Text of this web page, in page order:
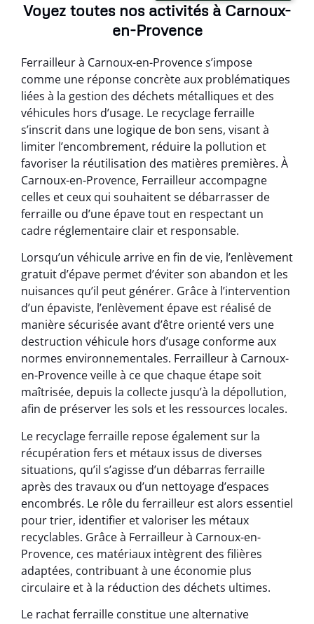
Voyez toutes nos activités à Carnoux-
en-Provence
Ferrailleur à Carnoux-en-Provence s’impose
comme une réponse concrète aux problématiques
liées à la gestion des déchets métalliques et des
véhicules hors d’usage. Le recyclage ferraille
s’inscrit dans une logique de bon sens, visant à
limiter l’encombrement, réduire la pollution et
favoriser la réutilisation des matières premières. À
Carnoux-en-Provence, Ferrailleur accompagne
celles et ceux qui souhaitent se débarrasser de
ferraille ou d’une épave tout en respectant un
cadre réglementaire clair et responsable.
Lorsqu’un véhicule arrive en fin de vie, l’enlèvement
gratuit d’épave permet d’éviter son abandon et les
nuisances qu’il peut générer. Grâce à l’intervention
d’un épaviste, l’enlèvement épave est réalisé de
manière sécurisée avant d’être orienté vers une
destruction véhicule hors d’usage conforme aux
normes environnementales. Ferrailleur à Carnoux-
en-Provence veille à ce que chaque étape soit
maîtrisée, depuis la collecte jusqu’à la dépollution,
afin de préserver les sols et les ressources locales.
Le recyclage ferraille repose également sur la
récupération fers et métaux issus de diverses
situations, qu’il s’agisse d’un débarras ferraille
après des travaux ou d’un nettoyage d’espaces
encombrés. Le rôle du ferrailleur est alors essentiel
pour trier, identifier et valoriser les métaux
recyclables. Grâce à Ferrailleur à Carnoux-en-
Provence, ces matériaux intègrent des filières
adaptées, contribuant à une économie plus
circulaire et à la réduction des déchets ultimes.
Le rachat ferraille constitue une alternative